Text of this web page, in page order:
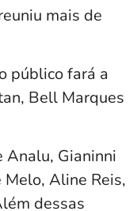
mais de
público fará a
Bell Marques
Analu, Gianinni
Aline Reis,
dessas